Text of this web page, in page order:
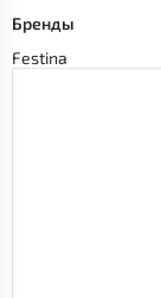
Бренды
Festina